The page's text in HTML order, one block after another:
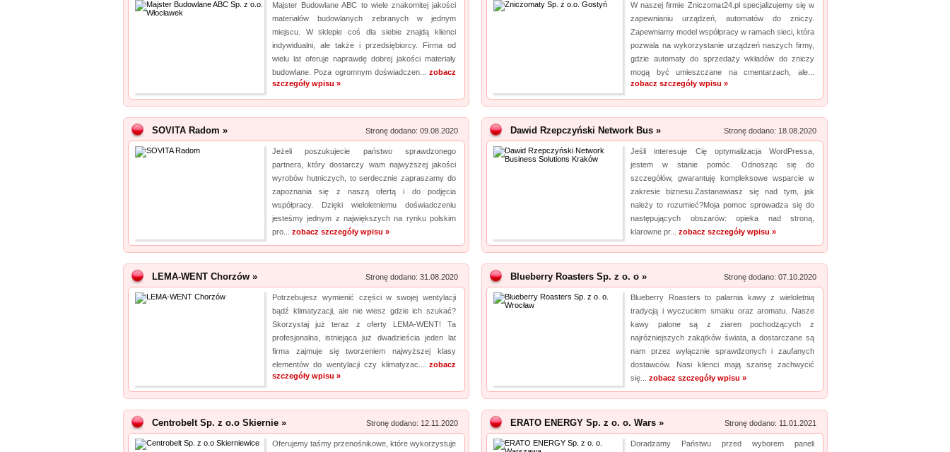
Majster Budowlane ABC to wiele znakomitej jakości
materiałów budowlanych zebranych w jednym
miejscu. W sklepie coś dla siebie znajdą klienci
indywidualni, ale także i przedsiębiorcy. Firma od
wielu lat oferuje naprawdę dobrej jakości materiały
budowlane. Poza ogromnym doświadczen... zobacz
szczegóły wpisu »
W naszej firmie Zniczomat24.pl specjalizujemy się w
zapewnianiu urządzeń, automatów do zniczy.
Zapewniamy model współpracy w ramach sieci, która
pozwala na wykorzystanie urządzeń naszych firmy,
gdzie automaty do sprzedaży wkładów do zniczy
mogą być umieszczane na cmentarzach, ale...
zobacz szczegóły wpisu »
SOVITA Radom » Stronę dodano: 09.08.2020
Jeżeli poszukujecie państwo sprawdzonego
partnera, który dostarczy wam najwyższej jakości
wyrobów hutniczych, to serdecznie zapraszamy do
zapoznania się z naszą ofertą i do podjęcia
współpracy. Dzięki wieloletniemu doświadczeniu
jesteśmy jednym z największych na rynku polskim
pro... zobacz szczegóły wpisu »
Dawid Rzepczyński Network Bus » Stronę dodano: 18.08.2020
Jeśli interesuje Cię optymalizacja WordPressa,
jestem w stanie pomóc. Odnosząc się do
szczegółów, gwarantuję kompleksowe wsparcie w
zakresie biznesu.Zastanawiasz się nad tym, jak
należy to rozumieć?Moja pomoc sprowadza się do
następujących obszarów: opieka nad stroną,
klarowne pr... zobacz szczegóły wpisu »
LEMA-WENT Chorzów » Stronę dodano: 31.08.2020
Potrzebujesz wymienić części w swojej wentylacji
bądź klimatyzacji, ale nie wiesz gdzie ich szukać?
Skorzystaj już teraz z oferty LEMA-WENT! Ta
profesjonalna, istniejąca już dwadzieścia jeden lat
firma zajmuje się tworzeniem najwyższej klasy
elementów do wentylacji czy klimatyzac... zobacz
szczegóły wpisu »
Blueberry Roasters Sp. z o. o » Stronę dodano: 07.10.2020
Blueberry Roasters to palarnia kawy z wieloletnią
tradycją i wyczuciem smaku oraz aromatu. Nasze
kawy palone są z ziaren pochodzących z
najróżniejszych zakątków świata, a dostarczane są
nam przez wyłącznie sprawdzonych i zaufanych
dostawców. Nasi klienci mają szansę zachwycić
się... zobacz szczegóły wpisu »
Centrobelt Sp. z o.o Skiernie » Stronę dodano: 12.11.2020
Oferujemy taśmy przenośnikowe, które wykorzystuje
ERATO ENERGY Sp. z o. o. Wars » Stronę dodano: 11.01.2021
Doradzamy Państwu przed wyborem paneli